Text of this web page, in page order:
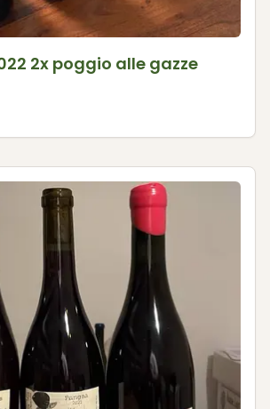
2x poggio alle gazze